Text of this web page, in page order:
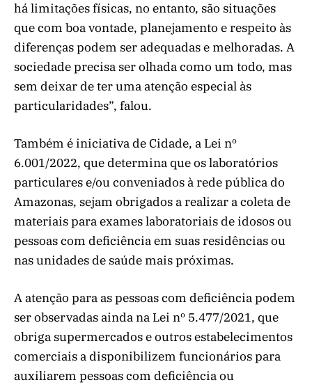
há limitações físicas, no entanto, são situações
que com boa vontade, planejamento e respeito às
diferenças podem ser adequadas e melhoradas. A
sociedade precisa ser olhada como um todo, mas
sem deixar de ter uma atenção especial às
particularidades”, falou.
Também é iniciativa de Cidade, a Lei nº
6.001/2022, que determina que os laboratórios
particulares e/ou conveniados à rede pública do
Amazonas, sejam obrigados a realizar a coleta de
materiais para exames laboratoriais de idosos ou
pessoas com deficiência em suas residências ou
nas unidades de saúde mais próximas.
A atenção para as pessoas com deficiência podem
ser observadas ainda na Lei nº 5.477/2021, que
obriga supermercados e outros estabelecimentos
comerciais a disponibilizem funcionários para
auxiliarem pessoas com deficiência ou